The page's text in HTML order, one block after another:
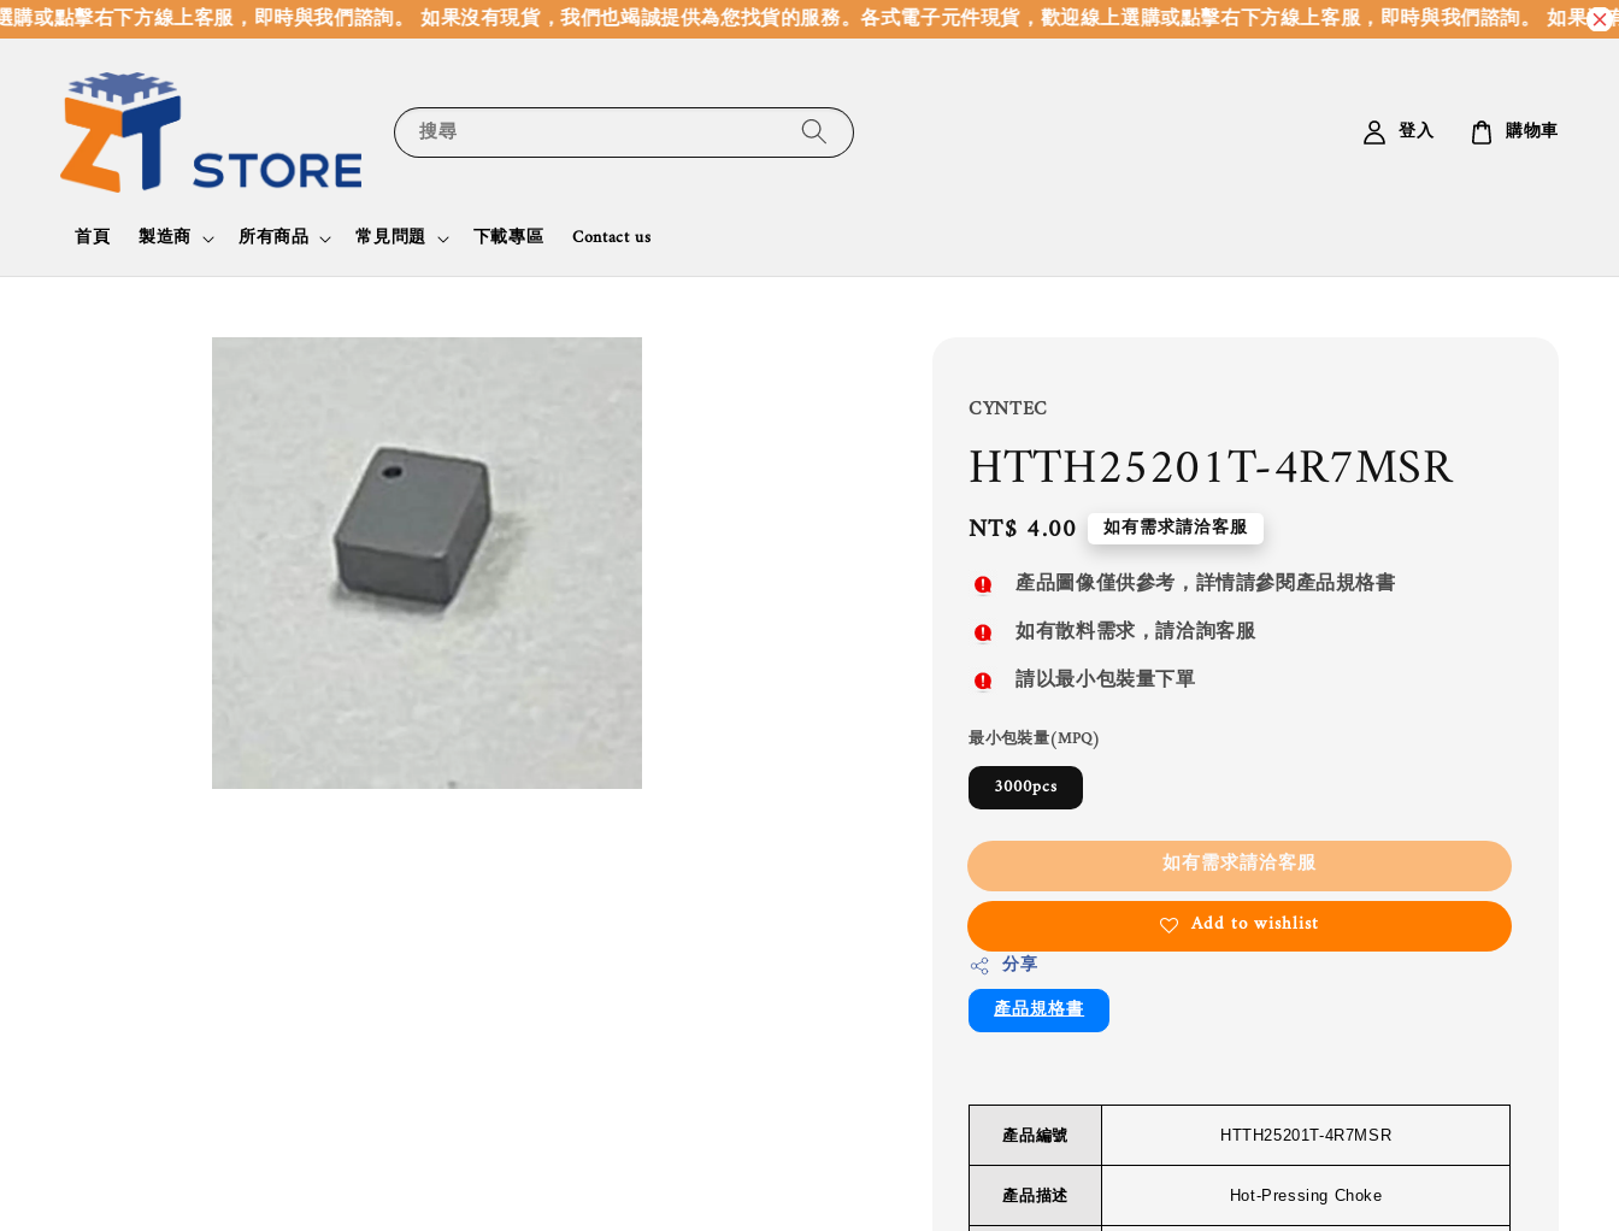
點擊右下方線上客服，即時與我們諮詢。 如果沒有現貨，我們也竭誠提供為您找貨的服務。各式電子元件現貨，歡迎線上選購或點擊右下方線上客服，即時與我們諮詢。 如果沒有
搜尋
首頁 製造商 所有商品 常見問題 下載專區 Contact us
登入 購物車
CYNTEC
HTTH25201T-4R7MSR
Regular
price
NT$ 4.00 如有需求請洽客服
產品圖像僅供參考，詳情請參閱產品規格書
如有散料需求，請洽詢客服
請以最小包裝量下單
最小包裝量(MPQ)
3000pcs
如有需求請洽客服
Add to wishlist
分享
產品規格書
產品編號 HTTH25201T-4R7MSR
產品描述 Hot-Pressing Choke